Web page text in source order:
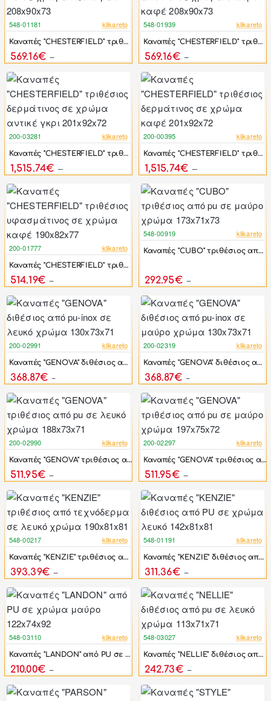
-44%
548-01181 klikareto
Καναπές "CHESTERFIELD" τριθέσιος PU σε χρώμα λευκό ματ 208x90x73
569.16€
-44%
548-01939 klikareto
Καναπές "CHESTERFIELD" τριθέσιος από PU σε χρώμα σκούρο καφέ 208x90x73
569.16€
-46%
200-03281 klikareto
Καναπές "CHESTERFIELD" τριθέσιος δερμάτινος σε χρώμα αντικέ γκρι 201x92x72
1,515.74€
-46%
200-00395 klikareto
Καναπές "CHESTERFIELD" τριθέσιος δερμάτινος σε χρώμα καφέ 201x92x72
1,515.74€
-46%
200-01777 klikareto
Καναπές "CHESTERFIELD" τριθέσιος υφασμάτινος σε χρώμα καφέ 190x82x77
514.19€
-44%
548-00919 klikareto
Καναπές "CUBO" τριθέσιος από pu σε μαύρο χρώμα 173x71x73
292.95€
-46%
200-02991 klikareto
Καναπές "GENOVA" διθέσιος από pu-inox σε λευκό χρώμα 130x73x71
368.87€
-46%
200-02319 klikareto
Καναπές "GENOVA" διθέσιος από pu-inox σε μαύρο χρώμα 130x73x71
368.87€
-46%
200-02990 klikareto
Καναπές "GENOVA" τριθέσιος από pu σε λευκό χρώμα 188x73x71
511.95€
-46%
200-02297 klikareto
Καναπές "GENOVA" τριθέσιος από pu σε μαύρο χρώμα 197x75x72
511.95€
-44%
548-00217 klikareto
Καναπές "KENZIE" τριθέσιος από τεχνόδερμα σε λευκό χρώμα 190x81x81
393.39€
-44%
548-01191 klikareto
Καναπές "KΕΝΖΙΕ" διθέσιος από PU σε χρώμα λευκό 142x81x81
311.36€
-17%
548-03110 klikareto
Καναπές "LANDON" από PU σε χρώμα μαύρο 122x74x92
210.00€
-44%
548-03027 klikareto
Καναπές "NELLIE" διθέσιος από pu σε λευκό χρώμα 113x71x71
242.73€